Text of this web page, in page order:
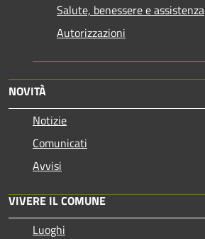
Salute, benessere e assistenza
Autorizzazioni
NOVITÀ
Notizie
Comunicati
Avvisi
VIVERE IL COMUNE
Luoghi